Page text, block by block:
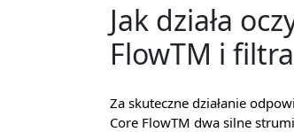
Jak działa
FlowTM i
Za skuteczne działanie
Core FlowTM dwa silne